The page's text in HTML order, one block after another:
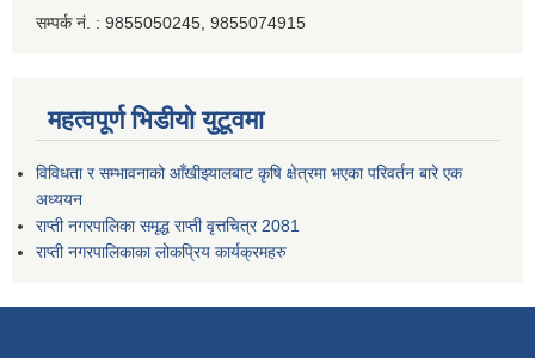
सम्पर्क नं. : 9855050245, 9855074915
महत्वपूर्ण भिडीयो युटूवमा
विविधता र सम्भावनाको आँखीझ्यालबाट कृषि क्षेत्रमा भएका परिवर्तन बारे एक
अध्ययन
राप्ती नगरपालिका समृद्ध राप्ती वृत्तचित्र 2081
राप्ती नगरपालिकाका लोकप्रिय कार्यक्रमहरु